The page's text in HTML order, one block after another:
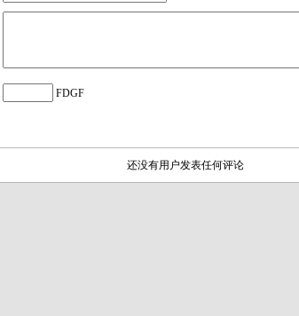
FDGF
还没有用户发表任何评论